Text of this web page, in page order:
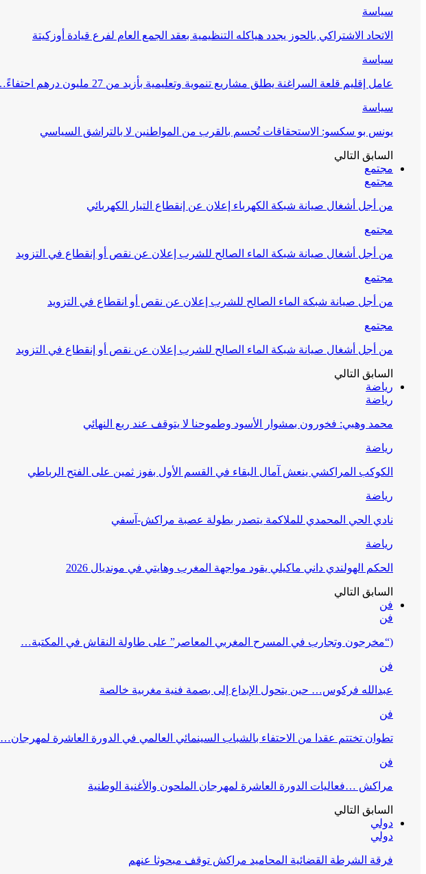
سياسة
الاتحاد الاشتراكي بالحوز يجدد هياكله التنظيمية بعقد الجمع العام لفرع قيادة أوزكيتة
سياسة
عامل إقليم قلعة السراغنة يطلق مشاريع تنموية وتعليمية بأزيد من 27 مليون درهم احتفاءً…
سياسة
يونس بو سكسو: الاستحقاقات تُحسم بالقرب من المواطنين لا بالتراشق السياسي
السابق التالي
مجتمع
مجتمع
من أجل أشغال صيانة شبكة الكهرباء إعلان عن إنقطاع التيار الكهربائي
مجتمع
من أجل أشغال صيانة شبكة الماء الصالح للشرب إعلان عن نقص أو إنقطاع في التزويد
مجتمع
من أجل صيانة شبكة الماء الصالح للشرب إعلان عن نقص أو انقطاع في التزويد
مجتمع
من أجل أشغال صيانة شبكة الماء الصالح للشرب إعلان عن نقص أو إنقطاع في التزويد
السابق التالي
رياضة
رياضة
محمد وهبي: فخورون بمشوار الأسود وطموحنا لا يتوقف عند ربع النهائي
رياضة
الكوكب المراكشي ينعش آمال البقاء في القسم الأول بفوز ثمين على الفتح الرباطي
رياضة
نادي الحي المحمدي للملاكمة يتصدر بطولة عصبة مراكش-آسفي
رياضة
الحكم الهولندي داني ماكيلي يقود مواجهة المغرب وهايتي في مونديال 2026
السابق التالي
فن
فن
(“مخرجون وتجارب في المسرح المغربي المعاصر” على طاولة النقاش في المكتبة…
فن
عبدالله فركوس… حين يتحول الإبداع إلى بصمة فنية مغربية خالصة
فن
تطوان تختتم عقدا من الاحتفاء بالشباب السينمائي العالمي في الدورة العاشرة لمهرجان…
فن
مراكش …فعاليات الدورة العاشرة لمهرجان الملحون والأغنية الوطنية
السابق التالي
دولي
دولي
فرقة الشرطة القضائية المحاميد مراكش توقف مبحوثا عنهم